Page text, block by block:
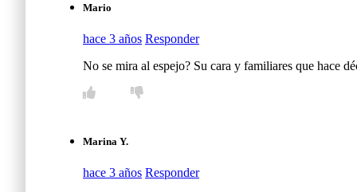
Mario
hace 3 años Responder
No se mira al espejo? Su cara y familiares que hace
Marina Y.
hace 3 años Responder